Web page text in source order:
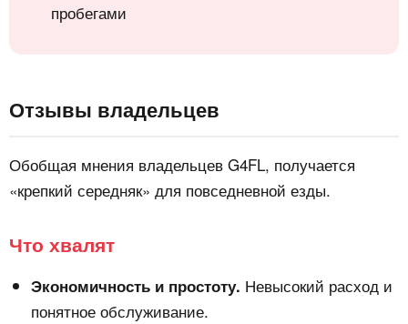
пробегами
Отзывы владельцев
Обобщая мнения владельцев G4FL, получается
«крепкий середняк» для повседневной езды.
Что хвалят
Экономичность и простоту. Невысокий расход и
понятное обслуживание.